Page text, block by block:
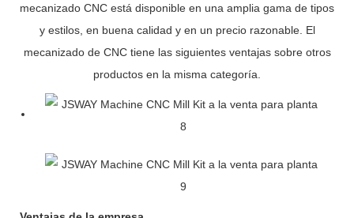
mecanizado CNC está disponible en una amplia gama de tipos
y estilos, en buena calidad y en un precio razonable. El
mecanizado de CNC tiene las siguientes ventajas sobre otros
productos en la misma categoría.